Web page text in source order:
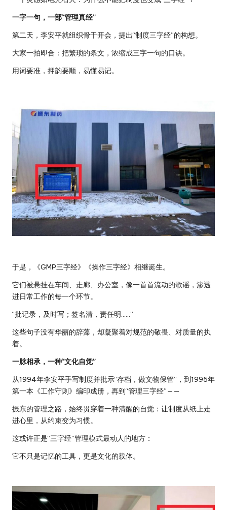
一字一句，一部“管理真经”
第二天，李安平就组织骨干开会，提出“制度三字经”的构想。
大家一拍即合：把繁琐的条文，浓缩成三字一句的口诀。
用词要准，押韵要顺，易懂易记。
于是，《GMP三字经》《操作三字经》相继诞生。
它们被悬挂在车间、走廊、办公室，像一首首流动的歌谣，渗透
进日常工作的每一个环节。
“批记录，及时写；签名清，责任明……”
这些句子没有华丽的辞藻，却凝聚着对规范的敬畏、对质量的执
着。
一脉相承，一种“文化自觉”
从1994年李安平手写制度并批示“存档，做文物保管”，到1995年
第一本《工作守则》编印成册，再到“管理三字经”——
振东的管理之路，始终贯穿着一种清醒的自觉：让制度从纸上走
进心里，从约束变为习惯。
这或许正是“三字经”管理模式最动人的地方：
它不只是记忆的工具，更是文化的载体。